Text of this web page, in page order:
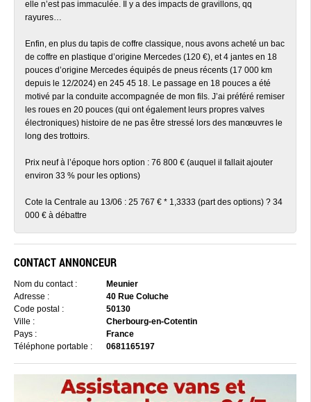
elle n’est pas immaculée. Il y a des impacts de gravillons, qq
rayures…
Enfin, en plus du tapis de coffre classique, nous avons acheté un bac
de coffre en plastique d’origine Mercedes (120 €), et 4 jantes en 18
pouces d’origine Mercedes équipés de pneus récents (17 000 km
depuis le 12/2024) en 245 45 18. Le passage en 18 pouces a été
motivé par la conduite accompagnée de mon fils. J’ai préféré remiser
les roues en 20 pouces (qui ont également leurs propres valves
électroniques) histoire de ne pas être stressé lors des manœuvres le
long des trottoirs.
Prix neuf à l’époque hors option : 76 800 € (auquel il fallait ajouter
environ 33 % pour les options)
Cote la Centrale au 13/06 : 25 767 € * 1,3333 (part des options) ? 34
000 € à débattre
CONTACT ANNONCEUR
Nom du contact :
Meunier
Adresse :
40 Rue Coluche
Code postal :
50130
Ville :
Cherbourg-en-Cotentin
Pays :
France
Téléphone portable :
0681165197